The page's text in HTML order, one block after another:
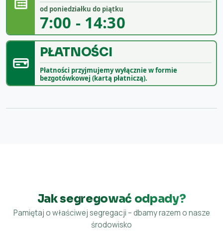
od poniedziałku do piątku
7:00 - 14:30
PŁATNOŚCI
Płatności przyjmujemy wyłącznie w formie
bezgotówkowej (kartą płatniczą).
Jak segregować odpady?
Pamiętaj o właściwej segregacji – dbamy razem o nasze
środowisko